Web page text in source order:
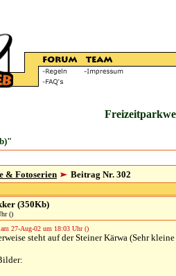
& Fotoserien Beitrag Nr. 302
(350Kb)
()
27-Aug-02 um 18:03 Uhr ()
steht auf der Steiner Kärwa (Sehr